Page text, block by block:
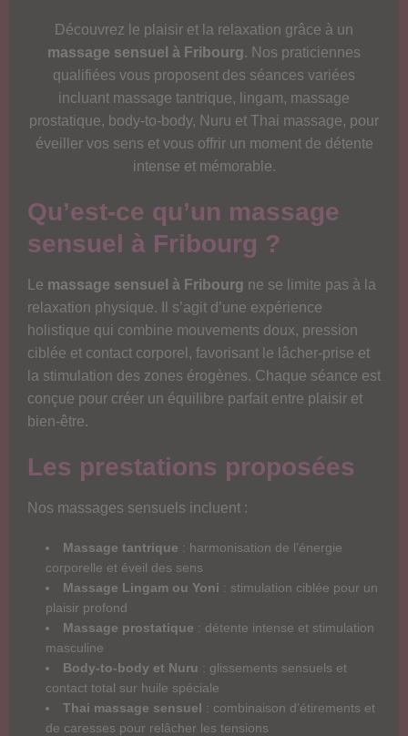
Découvrez le plaisir et la relaxation grâce à un
massage sensuel à Fribourg. Nos praticiennes
qualifiées vous proposent des séances variées
incluant massage tantrique, lingam, massage
prostatique, body-to-body, Nuru et Thai massage, pour
éveiller vos sens et vous offrir un moment de détente
intense et mémorable.
Qu’est-ce qu’un massage
sensuel à Fribourg ?
Le massage sensuel à Fribourg ne se limite pas à la
relaxation physique. Il s’agit d’une expérience
holistique qui combine mouvements doux, pression
ciblée et contact corporel, favorisant le lâcher-prise et
la stimulation des zones érogènes. Chaque séance est
conçue pour créer un équilibre parfait entre plaisir et
bien-être.
Les prestations proposées
Nos massages sensuels incluent :
Massage tantrique : harmonisation de l’énergie
corporelle et éveil des sens
Massage Lingam ou Yoni : stimulation ciblée pour un
plaisir profond
Massage prostatique : détente intense et stimulation
masculine
Body-to-body et Nuru : glissements sensuels et
contact total sur huile spéciale
Thai massage sensuel : combinaison d’étirements et
de caresses pour relâcher les tensions